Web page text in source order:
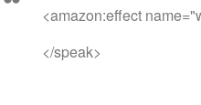
<amazon:effect
</speak>